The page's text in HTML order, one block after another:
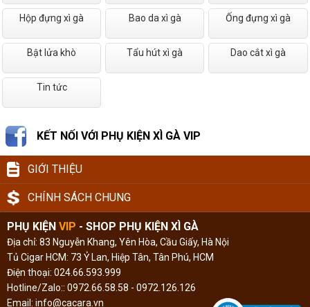
Hộp đựng xì gà Bao da xì gà Ống đựng xì gà
Bật lửa khò Tẩu hút xì gà Dao cắt xì gà
Tin tức
KẾT NỐI VỚI PHỤ KIỆN XÌ GÀ VIP
GIỚI THIỆU
CHÍNH SÁCH CHUNG
PHỤ KIỆN VIP - SHOP PHỤ KIỆN XÌ GÀ
Địa chỉ: 83 Nguyễn Khang, Yên Hòa, Cầu Giấy, Hà Nội
Tủ Cigar HCM: 73 Ỷ Lan, Hiệp Tân, Tân Phú, HCM
Điện thoại: 024.66.593.999
Hotline/Zalo:: 0972.66.58.58 - 0972.126.126
Email: info@cacara.vn